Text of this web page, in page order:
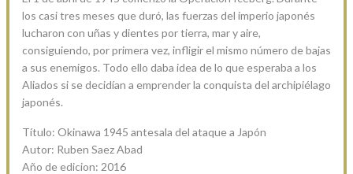
los casi tres meses que duró, las fuerzas del imperio japonés
lucharon con uñas y dientes por tierra, mar y aire,
consiguiendo, por primera vez, infligir el mismo número de bajas
a sus enemigos. Todo ello daba idea de lo que esperaba a los
Aliados si se decidían a emprender la conquista del archipiélago
japonés.
Título: Okinawa 1945 antesala del ataque a Japón
Autor: Ruben Saez Abad
Año de edicion: 2016